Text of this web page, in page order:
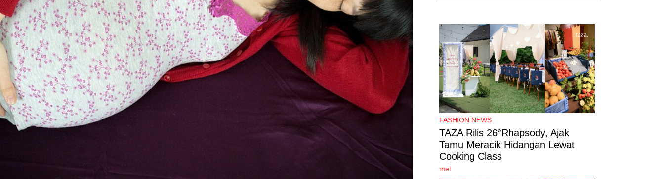
FASHION NEWS
TAZA Rilis 26°Rhapsody, Ajak
Tamu Meracik Hidangan Lewat
Cooking Class
mel